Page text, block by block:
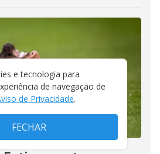
e tecnologia para
de navegação de
de Privacidade.
FECHAR